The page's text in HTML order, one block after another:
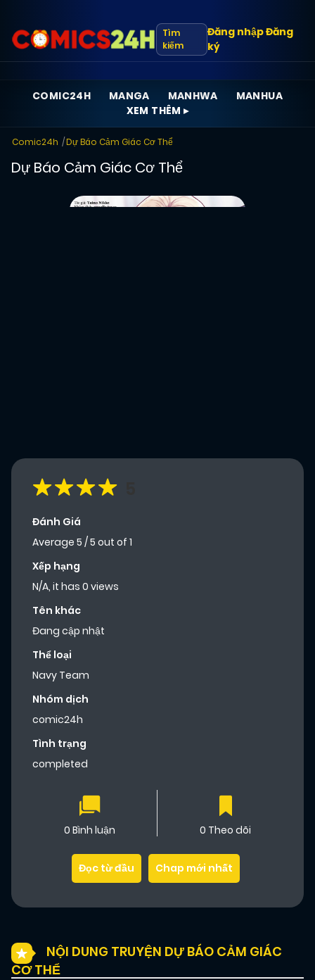
Tìm
kiếm
Đăng nhậpĐăng
ký
COMIC24H MANGA MANHWA
MANHUA
XEM THÊM ▸
Comic24h Dự Báo Cảm Giác Cơ Thể
Dự Báo Cảm Giác Cơ Thể
Đánh Giá
Average 5 /5 out of 1
Xếp hạng
N/A, it has 0 views
Tên khác
Đang cập nhật
Thể loại
Navy Team
Nhóm dịch
comic24h
Tình trạng
completed
0 Bình luận 0 Theo dõi
Đọc từ đầu Chap mới nhất
NỘI DUNG TRUYỆN DỰ BÁO CẢM GIÁC
CƠ THỂ